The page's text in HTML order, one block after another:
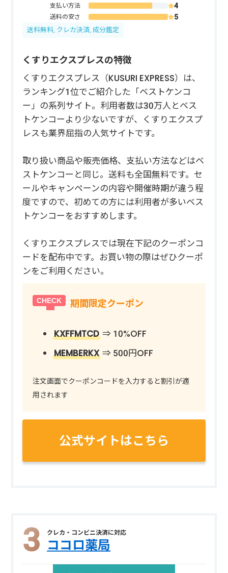
支払い方法
送料の安さ
送料無料, クレカ決済, 成分鑑定
くすりエクスプレスの特徴
くすりエクスプレス（KUSURI EXPRESS）は、
ランキング1位でご紹介した「ベストケンコ
ー」の系列サイト。利用者数は30万人とベス
トケンコーより少ないですが、くすりエクスプ
レスも業界屈指の人気サイトです。
取り扱い商品や販売価格、支払い方法などはベ
ストケンコーと同じ。送料も全国無料です。セ
ールやキャンペーンの内容や開催時期が違う程
度ですので、初めての方には利用者が多いベス
トケンコーをおすすめします。
くすりエクスプレスでは現在下記のクーポンコ
ードを配布中です。お買い物の際はぜひクーポ
ンをご利用ください。
期間限定クーポン
KXFFMTCD ⇒ 10%OFF
MEMBERKX ⇒ 500円OFF
注文画面でクーポンコードを入力すると割引が適
用されます
公式サイトはこちら
クレカ・コンビニ決済に対応
ココロ薬局